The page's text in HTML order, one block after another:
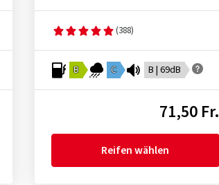
(388)
B C B | 69dB
71,50 Fr.
Reifen wählen